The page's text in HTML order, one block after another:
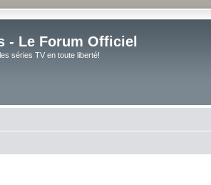
- Le Forum Officiel
séries TV en toute liberté!